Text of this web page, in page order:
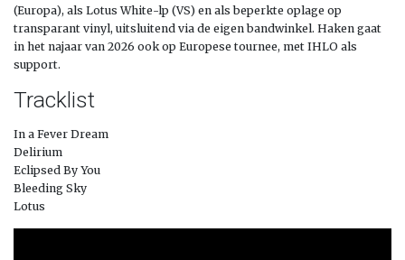
(Europa), als Lotus White-lp (VS) en als beperkte oplage op
transparant vinyl, uitsluitend via de eigen bandwinkel. Haken gaat
in het najaar van 2026 ook op Europese tournee, met IHLO als
support.
Tracklist
In a Fever Dream
Delirium
Eclipsed By You
Bleeding Sky
Lotus